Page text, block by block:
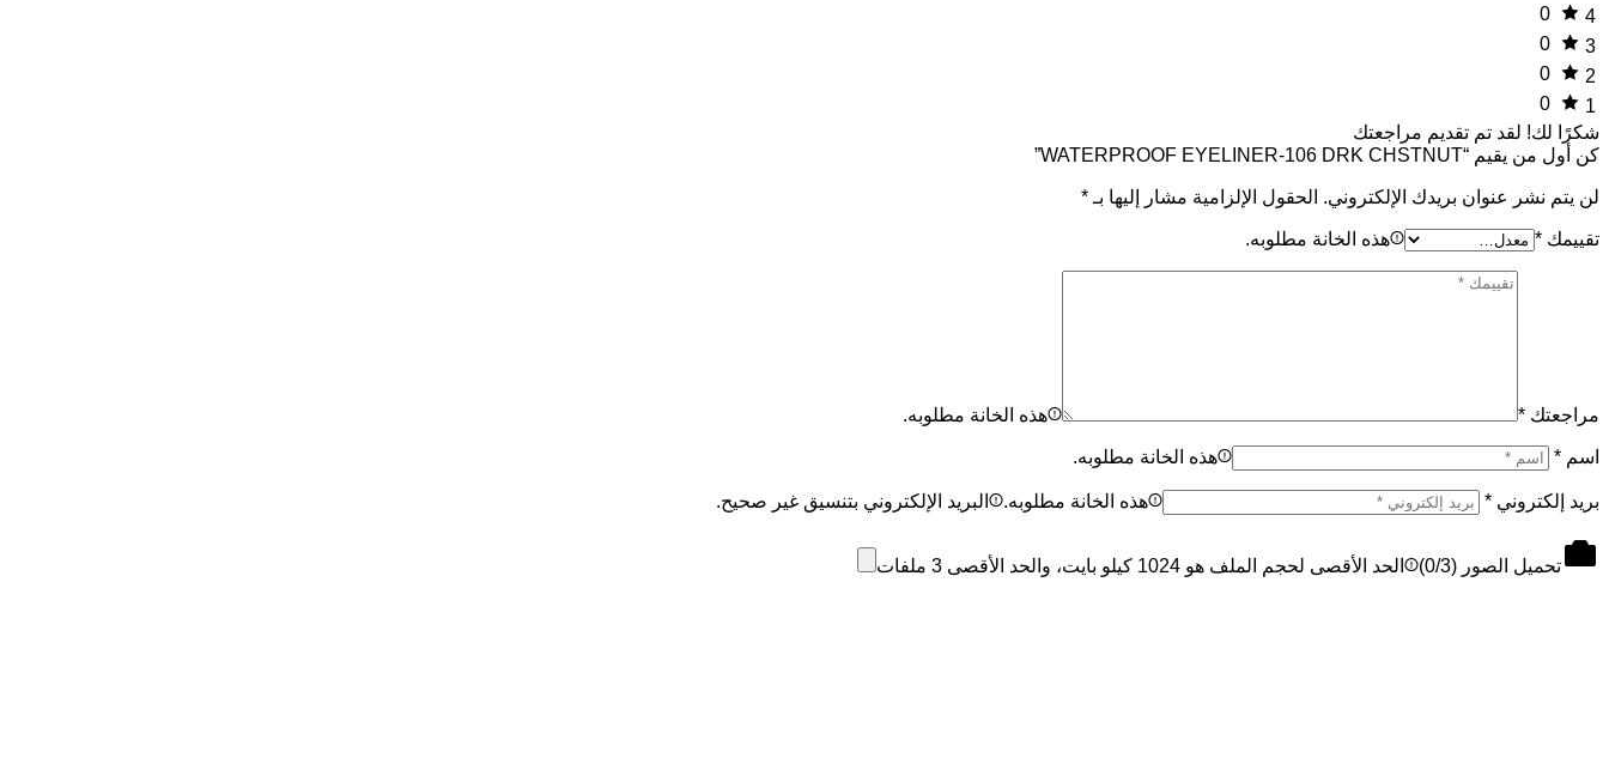
4
0
3
0
2
0
1
0
شكرًا لك! لقد تم تقديم مراجعتك
كن أول من يقيم “WATERPROOF EYELINER-106 DRK CHSTNUT”
لن يتم نشر عنوان بريدك الإلكتروني. الحقول الإلزامية مشار إليها بـ *
تقييمك * هذه الخانة مطلوبه.
مراجعتك * هذه الخانة مطلوبه.
اسم * هذه الخانة مطلوبه.
بريد إلكتروني * هذه الخانة مطلوبه. البريد الإلكتروني بتنسيق غير صحيح.
تحميل الصور ( 0/3) الحد الأقصى لحجم الملف هو 1024 كيلو بايت، والحد الأقصى 3 ملفات